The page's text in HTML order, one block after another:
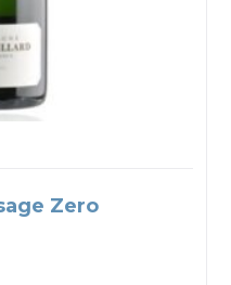
Zero